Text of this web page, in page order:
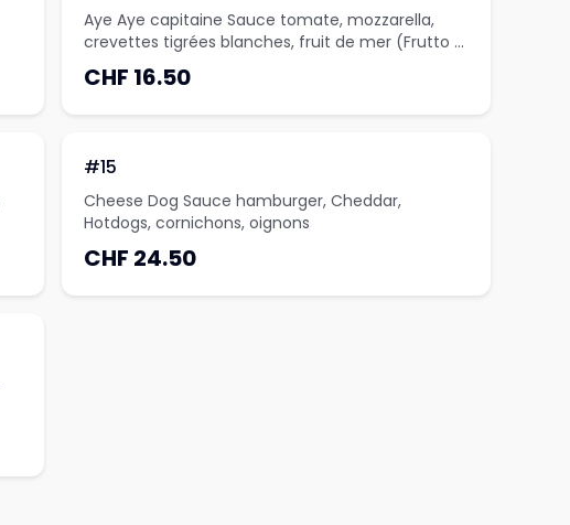
Aye Aye capitaine Sauce tomate, mozzarella,
crevettes tigrées blanches, fruit de mer (Frutto di
mare), ail
CHF 16.50
#15
Cheese Dog Sauce hamburger, Cheddar,
Hotdogs, cornichons, oignons
CHF 24.50